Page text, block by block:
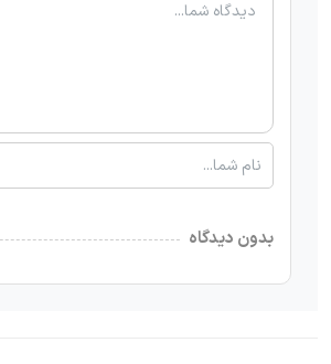
بدون دیدگاه